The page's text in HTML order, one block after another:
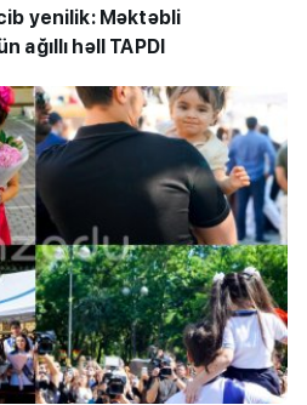
yenilik: Məktəbli
ağıllı həll TAPDI